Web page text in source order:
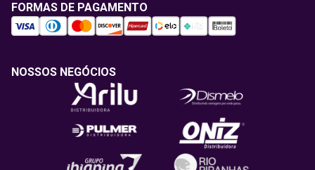
FORMAS DE PAGAMENTO
NOSSOS NEGÓCIOS